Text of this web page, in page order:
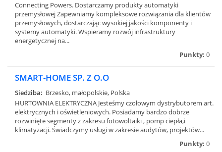
Connecting Powers. Dostarczamy produkty automatyki
przemysłowej Zapewniamy kompleksowe rozwiązania dla klientów
przemysłowych, dostarczając wysokiej jakości komponenty i
systemy automatyki. Wspieramy rozwój infrastruktury
energetycznej na...
Punkty: 0
SMART-HOME SP. Z O.O
Siedziba: Brzesko, małopolskie, Polska
HURTOWNIA ELEKTRYCZNA Jesteśmy czołowym dystrybutorem art.
elektrycznych i oświetleniowych. Posiadamy bardzo dobrze
rozwinięte segmenty z zakresu fotowoltaiki , pomp ciepła,i
klimatyzacji. Świadczymy usługi w zakresie audytów, projektów...
Punkty: 0